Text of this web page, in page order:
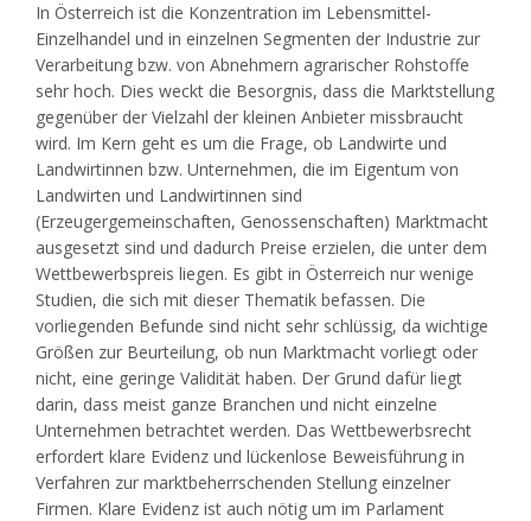
In Österreich ist die Konzentration im Lebensmittel-
Einzelhandel und in einzelnen Segmenten der Industrie zur
Verarbeitung bzw. von Abnehmern agrarischer Rohstoffe
sehr hoch. Dies weckt die Besorgnis, dass die Marktstellung
gegenüber der Vielzahl der kleinen Anbieter missbraucht
wird. Im Kern geht es um die Frage, ob Landwirte und
Landwirtinnen bzw. Unternehmen, die im Eigentum von
Landwirten und Landwirtinnen sind
(Erzeugergemeinschaften, Genossenschaften) Marktmacht
ausgesetzt sind und dadurch Preise erzielen, die unter dem
Wettbewerbspreis liegen. Es gibt in Österreich nur wenige
Studien, die sich mit dieser Thematik befassen. Die
vorliegenden Befunde sind nicht sehr schlüssig, da wichtige
Größen zur Beurteilung, ob nun Marktmacht vorliegt oder
nicht, eine geringe Validität haben. Der Grund dafür liegt
darin, dass meist ganze Branchen und nicht einzelne
Unternehmen betrachtet werden. Das Wettbewerbsrecht
erfordert klare Evidenz und lückenlose Beweisführung in
Verfahren zur marktbeherrschenden Stellung einzelner
Firmen. Klare Evidenz ist auch nötig um im Parlament